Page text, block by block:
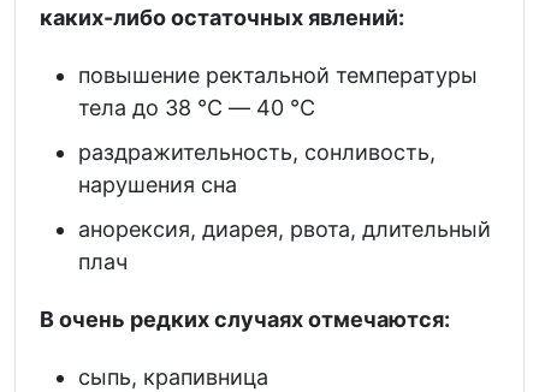
каких-либо остаточных явлений:
повышение ректальной температуры
тела до 38 °С — 40 °С
раздражительность, сонливость,
нарушения сна
анорексия, диарея, рвота, длительный
плач
В очень редких случаях отмечаются:
сыпь, крапивница